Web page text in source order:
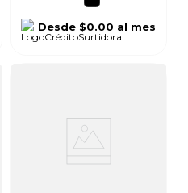
Desde $0.00 al mes